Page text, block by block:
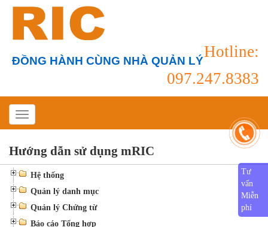
ĐỒNG HÀNH CÙNG NHÀ QUẢN LÝ
Hotline:
097.247.8383
Hướng dẫn sử dụng mRIC
Hệ thống
Quản lý danh mục
Quản lý Chứng từ
Báo cáo Tổng hợp
Tư
vấn
Miễn
phí